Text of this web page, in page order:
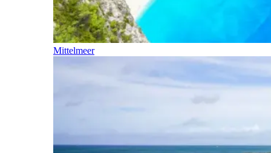
Mittelmeer